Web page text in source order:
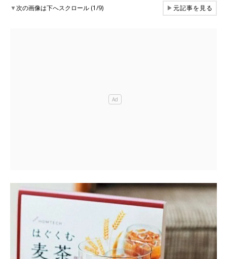
▼次の画像は下へスクロール (1/9) ▶元記事を見る